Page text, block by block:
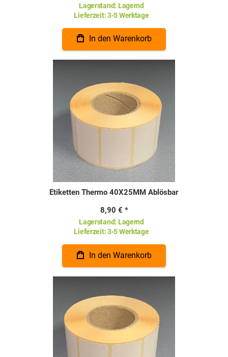
Lagerstand: Lagernd
Lieferzeit:3-5 Werktage
In den Warenkorb
Etiketten Thermo 40X25MM Ablösbar
8,90 €
Lagerstand: Lagernd
Lieferzeit:3-5 Werktage
In den Warenkorb